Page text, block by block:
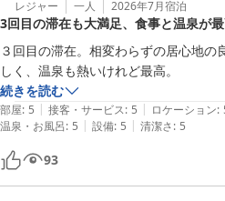
レジャー 一人 2026年7月宿泊
3回目の滞在も大満足、食事と温泉が
３回目の滞在。相変わらずの居心地
しく、温泉も熱いけれど最高。
続きを読む
部屋: 5 | 接客・サービス: 5 | ロケーション:
温泉・お風呂: 5 | 設備: 5 | 清潔さ: 5
93